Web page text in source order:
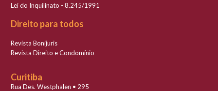
Lei do Inquilinato - 8.245/1991
Direito para todos
Revista Bonijuris
Revista Direito e Condomínio
Curitiba
Rua Des. Westphalen • 295